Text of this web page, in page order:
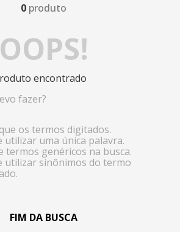
0 produto
OOPS!
encontrado
fazer?
os termos digitados.
utilizar uma única palavra.
termos genéricos na busca.
utilizar sinônimos do termo